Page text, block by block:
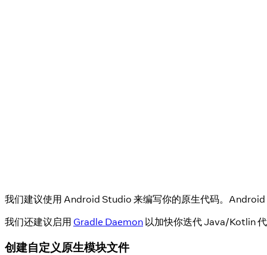
我们建议使用 Android Studio 来编写你的原生代码。
我们还建议启用 Gradle Daemon 以加快你迭代 Java/Kotlin
创建自定义原生模块文件